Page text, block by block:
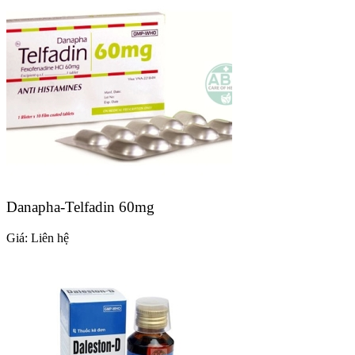
Danapha-Telfadin 60mg
Giá: Liên hệ